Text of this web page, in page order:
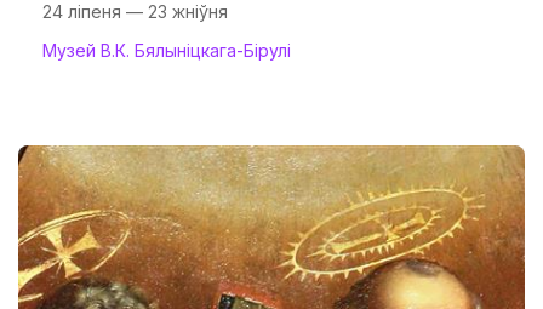
24 ліпеня — 23 жніўня
Музей В.К. Бялыніцкага-Бірулі